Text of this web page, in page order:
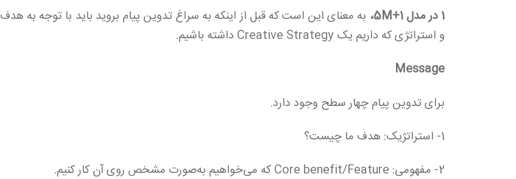
1 در مدل 5M+1،
به معنای این است که قبل از اینکه به سراغ تدوین پیام بروید باید با توجه به هدف
و استراتژی که داریم یک Creative Strategy داشته باشیم.
Message
برای تدوین پیام چهار سطح وجود دارد.
1- استراتژیک: هدف ما چیست؟
2- مفهومی: Core benefit/Feature که می‌خواهیم به‌صورت مشخص روی آن کار کنیم.